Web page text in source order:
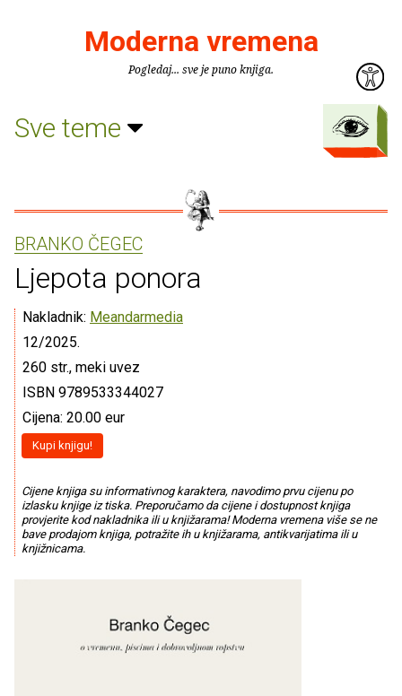
Moderna vremena
Pogledaj... sve je puno knjiga.
Sve teme
BRANKO ČEGEC
Ljepota ponora
Nakladnik: Meandarmedia
12/2025.
260 str., meki uvez
ISBN 9789533344027
Cijena: 20.00 eur
Kupi knjigu!
Cijene knjiga su informativnog karaktera, navodimo prvu cijenu po
izlasku knjige iz tiska. Preporučamo da cijene i dostupnost knjiga
provjerite kod nakladnika ili u knjižarama! Moderna vremena više se ne
bave prodajom knjiga, potražite ih u knjižarama, antikvarijatima ili u
knjižnicama.